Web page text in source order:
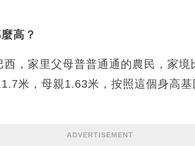
高？
，家里父母普普通通的農民，家境
米，母親1.63米，按照這個身高
ADVERTISEMENT